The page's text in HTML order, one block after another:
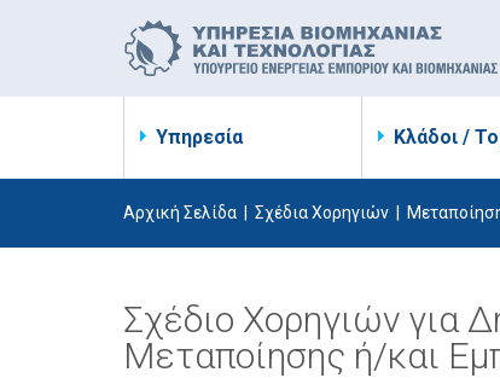
Υπηρεσία Κλάδοι /
Αρχική Σελίδα Σχέδια Χορηγιών
Σχέδιο Χορηγιών για
Μεταποίησης ή/και